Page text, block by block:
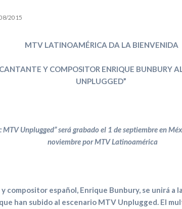
2015
MTV LATINOAMÉRICA DA LA BIENVENIDA
Y COMPOSITOR ENRIQUE BUNBURY
UNPLUGGED”
MTV Unplugged” será grabado el 1 de septiembre en
noviembre por MTV Latinoamérica
compositor español, Enrique Bunbury, se unirá a
han subido al escenario MTV Unplugged. El